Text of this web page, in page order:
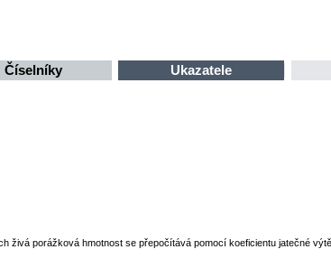
Číselníky Ukazatele
živá porážková hmotnost se přepočítává pomocí koeficientu jatečné